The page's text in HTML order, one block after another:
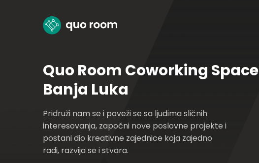
Quo Room Coworking Space
Banja Luka
Pridruži nam se i poveži se sa ljudima sličnih
interesovanja, započni nove poslovne projekte i
postani dio kreativne zajednice koja zajedno
radi, razvija se i stvara.